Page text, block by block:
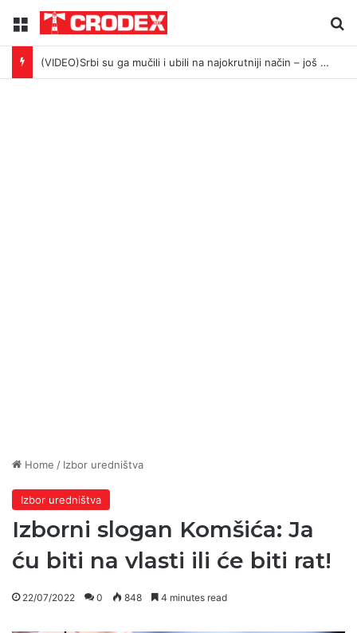
Menu
(VIDEO)Srbi su ga mučili i ubili na najokrutniji način – još živom spalili su mu tijelo pred ostalim zarobljenicima logora u Dalju!
Home / Izbor uredništva
Izbor uredništva
Izborni slogan Komšića: Ja
ću biti na vlasti ili će biti rat!
22/07/2022 0 848 4 minutes read